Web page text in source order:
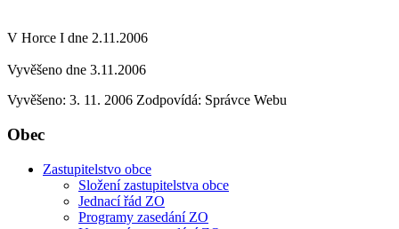
V Horce I dne 2.11.2006
Vyvěšeno dne 3.11.2006
Vyvěšeno: 3. 11. 2006 Zodpovídá: Správce Webu
Obec
Zastupitelstvo obce
Složení zastupitelstva obce
Jednací řád ZO
Programy zasedání ZO